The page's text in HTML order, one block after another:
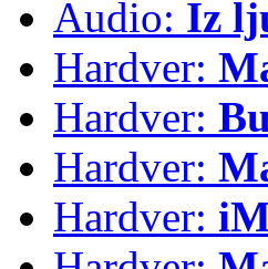
Audio: Iz
Hardver:
Hardver:
Hardver:
Hardver: